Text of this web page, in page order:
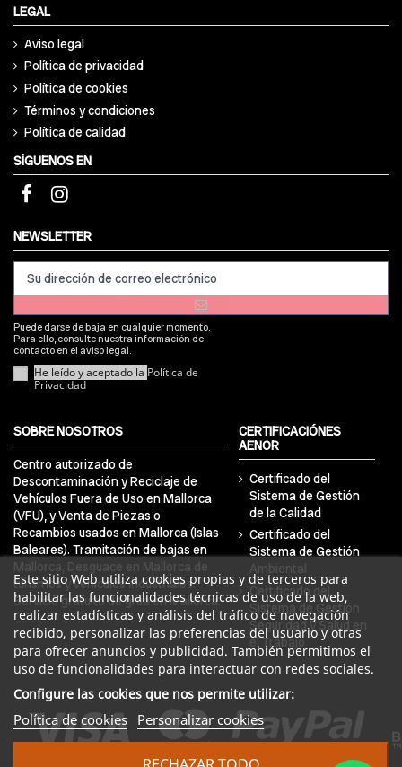
LEGAL
Aviso legal
Política de privacidad
Política de cookies
Términos y condiciones
Política de calidad
Este sitio Web utiliza cookies propias y de terceros para
habilitar las funcionalidades técnicas de uso de la web,
realizar estadísticas y análisis del tráfico de navegación
recibido, personalizar las preferencias del usuario y otras
para ofrecer anuncios y publicidad. También permitimos el
uso de funcionalidades para interactuar con redes sociales.
Configure las cookies que nos permite utilizar:
Política de cookies Personalizar cookies
SÍGUENOS EN
NEWSLETTER
Puede darse de baja en cualquier momento.
Para ello, consulte nuestra información de
contacto en el aviso legal.
He leído y aceptado la Política de
Privacidad
SOBRE NOSOTROS
Centro autorizado de
Descontaminación y Reciclaje de
Vehículos Fuera de Uso en Mallorca
(VFU), y Venta de Piezas o
Recambios usados en Mallorca (Islas
Baleares). Tramitación de bajas en
Mallorca, Desguace en Mallorca de
turismos y vehículos industriales.
Servicio gratuito de grúa en Mallorca.
CERTIFICACIÓNES
AENOR
Certificado del
Sistema de Gestión
de la Calidad
Certificado del
Sistema de Gestión
Ambiental
Certificado del
Sistema de Gestión
Seguridad y Salud en
el Trabajo